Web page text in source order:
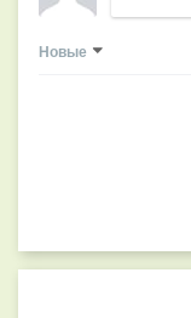
Новые